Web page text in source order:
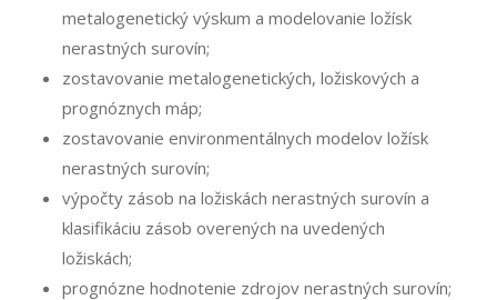
metalogenetický výskum a modelovanie ložísk
nerastných surovín;
zostavovanie metalogenetických, ložiskových a
prognóznych máp;
zostavovanie environmentálnych modelov ložísk
nerastných surovín;
výpočty zásob na ložiskách nerastných surovín a
klasifikáciu zásob overených na uvedených
ložiskách;
prognózne hodnotenie zdrojov nerastných surovín;